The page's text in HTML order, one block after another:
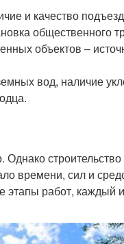
и качество
общественного
объектов –
вод, наличие
строительство
времени, сил и
работ, каждый